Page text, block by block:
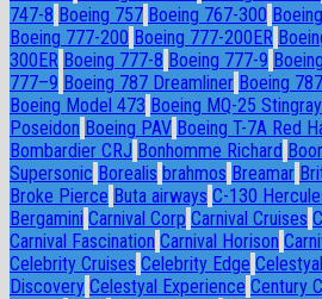
747-8 Boeing 757 Boeing 767-300
Boeing 777-200 Boeing 777-200ER
300ER Boeing 777-8 Boeing 777-9
777–9 Boeing 787 Dreamliner Boeing
Boeing Model 473 Boeing MQ-25 Stingray
Poseidon Boeing PAV Boeing T-7A Red
Bombardier CRJ Bonhomme Richard
Supersonic Borealis brahmos Breamar
Broke Pierce Buta airways C-130
Bergamini Carnival Corp Carnival Cruises
Carnival Fascination Carnival Horison
Celebrity Cruises Celebrity Edge
Discovery Celestyal Experience Century